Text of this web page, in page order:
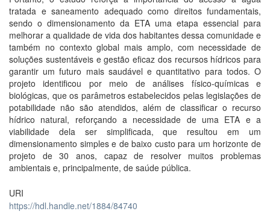
tratada e saneamento adequado como direitos fundamentais,
sendo o dimensionamento da ETA uma etapa essencial para
melhorar a qualidade de vida dos habitantes dessa comunidade e
também no contexto global mais amplo, com necessidade de
soluções sustentáveis e gestão eficaz dos recursos hídricos para
garantir um futuro mais saudável e quantitativo para todos. O
projeto identificou por meio de análises físico-químicas e
biológicas, que os parâmetros estabelecidos pelas legislações de
potabilidade não são atendidos, além de classificar o recurso
hídrico natural, reforçando a necessidade de uma ETA e a
viabilidade dela ser simplificada, que resultou em um
dimensionamento simples e de baixo custo para um horizonte de
projeto de 30 anos, capaz de resolver muitos problemas
ambientais e, principalmente, de saúde pública.
URI
https://hdl.handle.net/1884/84740